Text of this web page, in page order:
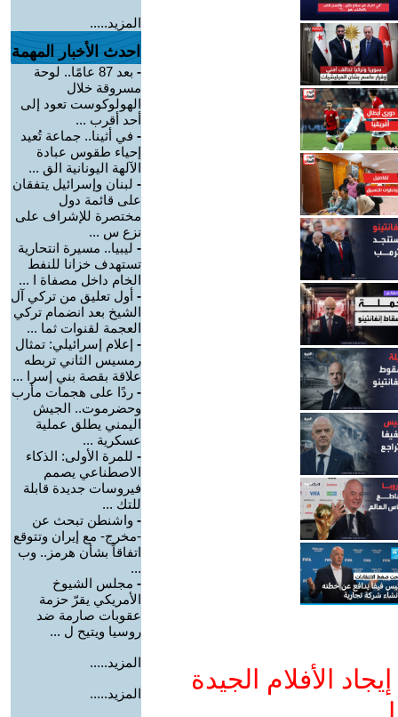
الأفلام الجيدة
المزيد.....
احدث الأخبار المهمة
-
بعد 87 عامًا.. لوحة
مسروقة خلال
الهولوكوست تعود إلى
أحد أقرب ...
- في أثينا.. جماعة تُعيد
إحياء طقوس عبادة
الآلهة اليونانية الق ...
- لبنان وإسرائيل يتفقان
على قائمة دول
مختصرة للإشراف على
نزع س ...
- ليبيا.. مسيرة انتحارية
تستهدف خزانا للنفط
الخام داخل مصفاة ا ...
- أول تعليق من تركي آل
الشيخ بعد انضمام تركي
العجمة لقنوات ثما ...
- إعلام إسرائيلي: تمثال
رمسيس الثاني تربطه
علاقة بقصة بني إسرا ...
- ردًا على هجمات مأرب
وحضرموت.. الجيش
اليمني يطلق عملية
عسكرية ...
- للمرة الأولى: الذكاء
الاصطناعي يصمم
فيروسات جديدة قابلة
للتك ...
- واشنطن تبحث عن
-مخرج- مع إيران وتتوقع
اتفاقاً بشأن هرمز.. وب
...
- مجلس الشيوخ
الأمريكي يقرّ حزمة
عقوبات صارمة ضد
روسيا ويتيح ل ...
المزيد.....
المزيد.....